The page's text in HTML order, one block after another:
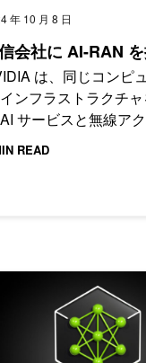
年 10 月 8 日
会社に AI-RAN
は、同じコンピ
ンフラストラクチ
サービスと無線ア
ーク (RAN) サービス
READ
境への AI モデルのデ